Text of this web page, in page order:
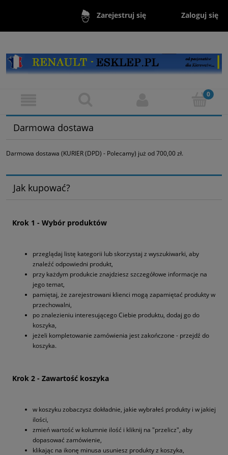
Zarejestruj się Zaloguj się
Darmowa dostawa
Darmowa dostawa (KURIER (DPD) - Polecamy) już od 700,00 zł.
Jak kupować?
Krok 1 - Wybór produktów
przeglądaj listę kategorii lub skorzystaj z wyszukiwarki, aby
znaleźć odpowiedni produkt,
przy każdym produkcie znajdziesz szczegółowe informacje na
jego temat,
pamiętaj, że zarejestrowani klienci mogą zapamiętać produkty w
przechowalni,
po znalezieniu interesującego Ciebie produktu, dodaj go do
koszyka,
jeżeli kompletowanie zamówienia jest zakończone - przejdź do
koszyka.
Krok 2 - Zawartość koszyka
w koszyku zobaczysz dokładnie, jakie wybrałeś produkty i w jakiej
ilości,
zmień wartość w kolumnie ilość i kliknij na "przelicz", aby
dopasować zamówienie,
klikając na ikonę minusa usuniesz produkty z koszyka,